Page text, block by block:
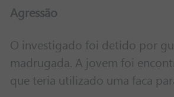
Agressão
O investigado foi detido por
madrugada. A jovem foi
que teria utilizado uma faca